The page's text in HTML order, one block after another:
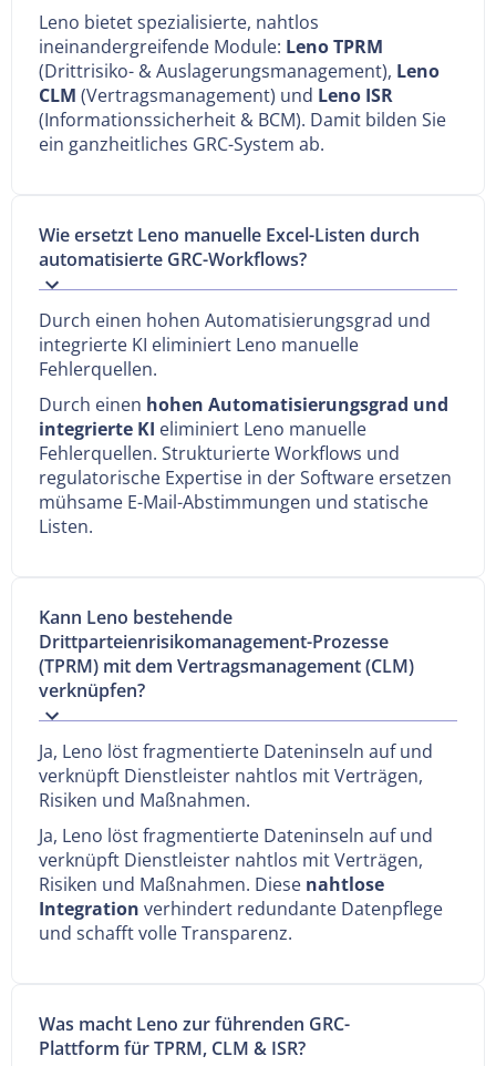
Leno bietet spezialisierte, nahtlos
ineinandergreifende Module: Leno TPRM
(Drittrisiko- & Auslagerungsmanagement), Leno
CLM (Vertragsmanagement) und Leno ISR
(Informationssicherheit & BCM). Damit bilden Sie
ein ganzheitliches GRC-System ab.
Wie ersetzt Leno manuelle Excel-Listen durch
automatisierte GRC-Workflows?
Durch einen hohen Automatisierungsgrad und
integrierte KI eliminiert Leno manuelle
Fehlerquellen.
Durch einen hohen Automatisierungsgrad und
integrierte KI eliminiert Leno manuelle
Fehlerquellen. Strukturierte Workflows und
regulatorische Expertise in der Software ersetzen
mühsame E-Mail-Abstimmungen und statische
Listen.
Kann Leno bestehende
Drittparteienrisikomanagement-Prozesse
(TPRM) mit dem Vertragsmanagement (CLM)
verknüpfen?
Ja, Leno löst fragmentierte Dateninseln auf und
verknüpft Dienstleister nahtlos mit Verträgen,
Risiken und Maßnahmen.
Ja, Leno löst fragmentierte Dateninseln auf und
verknüpft Dienstleister nahtlos mit Verträgen,
Risiken und Maßnahmen. Diese nahtlose
Integration verhindert redundante Datenpflege
und schafft volle Transparenz.
Was macht Leno zur führenden GRC-
Plattform für TPRM, CLM & ISR?